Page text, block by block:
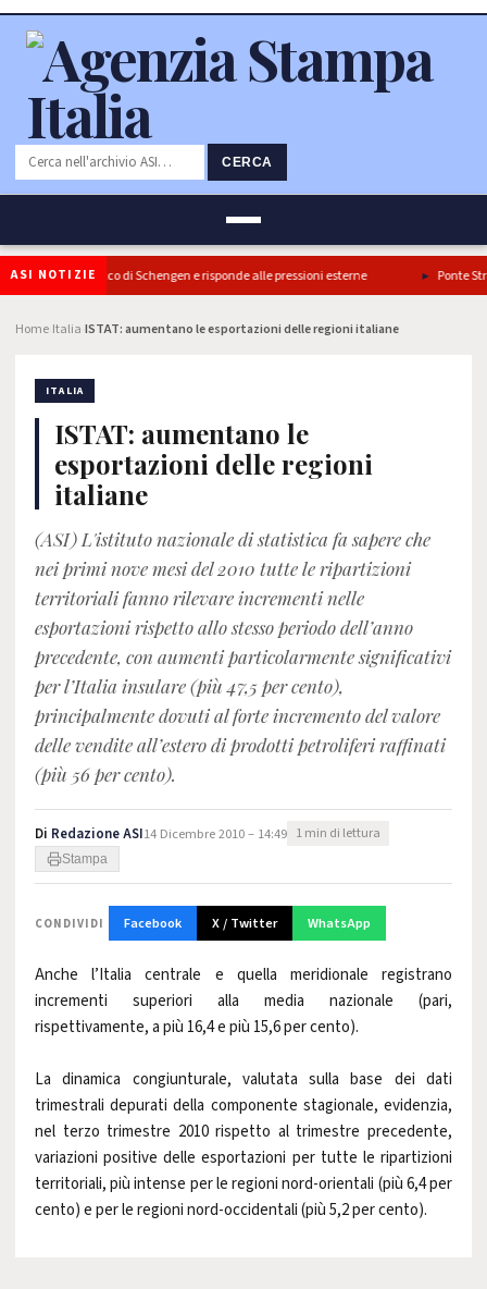
CERCA
ASI NOTIZIEil blocco di Schengen e risponde alle pressioni esterne Ponte
Home Italia ISTAT: aumentano le esportazioni delle regioni italiane
ITALIA
ISTAT: aumentano le
esportazioni delle regioni
italiane
(ASI) L'istituto nazionale di statistica fa sapere che
nei primi nove mesi del 2010 tutte le ripartizioni
territoriali fanno rilevare incrementi nelle
esportazioni rispetto allo stesso periodo dell’anno
precedente, con aumenti particolarmente significativi
per l’Italia insulare (più 47,5 per cento),
principalmente dovuti al forte incremento del valore
delle vendite all’estero di prodotti petroliferi raffinati
(più 56 per cento).
Di Redazione ASI14 Dicembre 2010 – 14:49 1 min di lettura
Stampa
CONDIVIDI Facebook X / Twitter WhatsApp
Anche l’Italia centrale e quella meridionale registrano
incrementi superiori alla media nazionale (pari,
rispettivamente, a più 16,4 e più 15,6 per cento).
La dinamica congiunturale, valutata sulla base dei dati
trimestrali depurati della componente stagionale, evidenzia,
nel terzo trimestre 2010 rispetto al trimestre precedente,
variazioni positive delle esportazioni per tutte le ripartizioni
territoriali, più intense per le regioni nord-orientali (più 6,4 per
cento) e per le regioni nord-occidentali (più 5,2 per cento).